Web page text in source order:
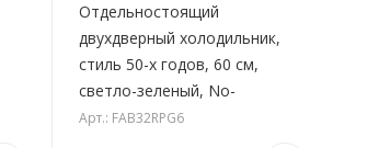
Отдельностоящий
двухдверный холодильник,
стиль 50-х годов, 60 см,
светло-зеленый, No-
Арт.: FAB32RPG6